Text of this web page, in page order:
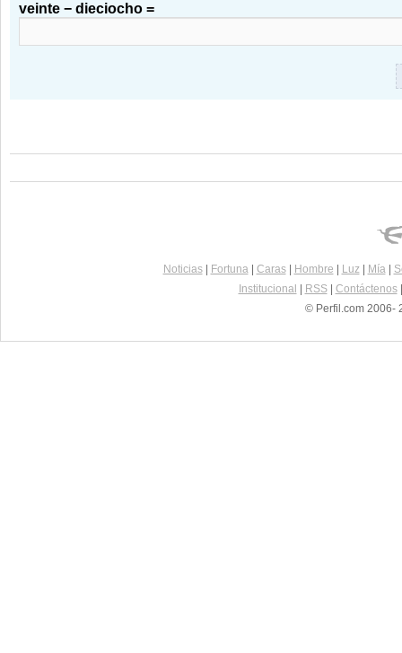
veinte − dieciocho =
Noticias| Fortuna| Caras| Hombre Luz| Mía|
Institucional
RSS| Contáctenos
© Perfil.com 2006-